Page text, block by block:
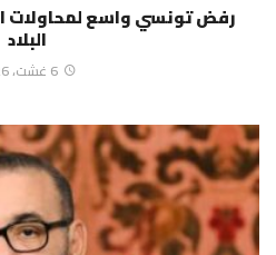
رفض تونسي واسع لمحاولات
البلاد
6 غشت، 2026